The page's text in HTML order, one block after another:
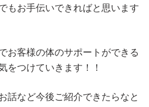
もお手伝いできればと思います
お客様の体のサポートができる
をつけていきます！！
話など今後ご紹介できたらなと